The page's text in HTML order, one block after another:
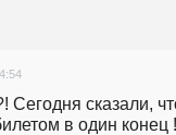
Сегодня сказали,
в один конец